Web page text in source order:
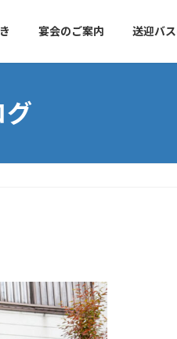
宴会のご案内 送迎バ
グ